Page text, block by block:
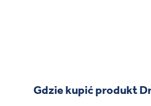
Gdzie kupić produkt